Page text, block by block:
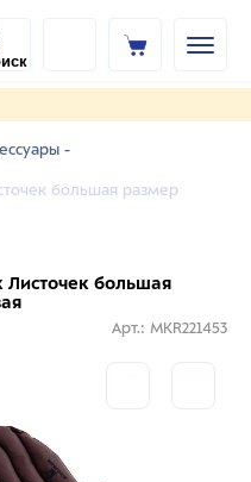
-
большая размер
Листочек большая
Арт.: MKR221453